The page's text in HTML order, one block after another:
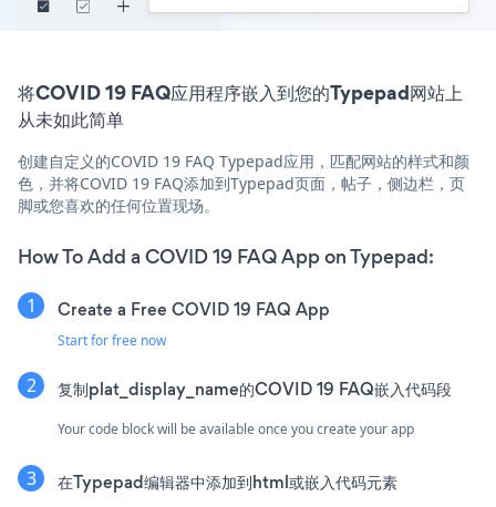
将COVID 19 FAQ应用程序嵌入到您的Typepad网站上
从未如此简单
创建自定义的COVID 19 FAQ Typepad应用，匹配网站的样式和颜
色，并将COVID 19 FAQ添加到Typepad页面，帖子，侧边栏，页
脚或您喜欢的任何位置现场。
How To Add a COVID 19 FAQ App on Typepad:
Create a Free COVID 19 FAQ App
Start for free now
复制plat_display_name的COVID 19 FAQ嵌入代码段
Your code block will be available once you create your app
在Typepad编辑器中添加到html或嵌入代码元素